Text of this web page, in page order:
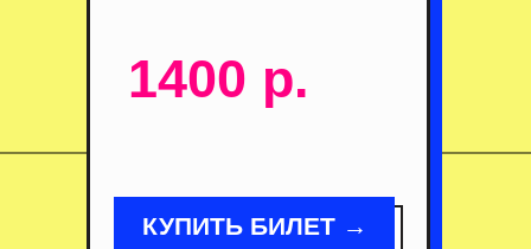
КУПИТЬ БИЛЕТ →
1400 р.